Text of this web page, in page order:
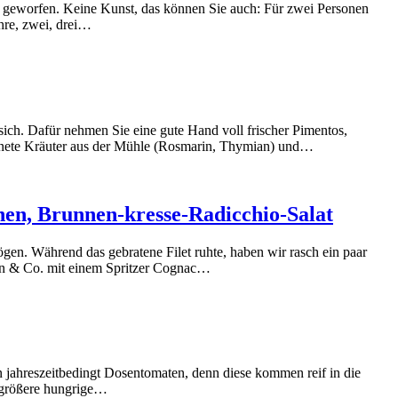
Keine Kunst, das können Sie auch: Für zwei Personen
zwei, drei…
Dafür nehmen Sie eine gute Hand voll frischer Pimentos,
Kräuter aus der Mühle (Rosmarin, Thymian) und…
Brunnen-kresse-Radicchio-Salat
Während das gebratene Filet ruhte, haben wir rasch ein paar
& Co. mit einem Spritzer Cognac…
Dosentomaten, denn diese kommen reif in die
hungrige…